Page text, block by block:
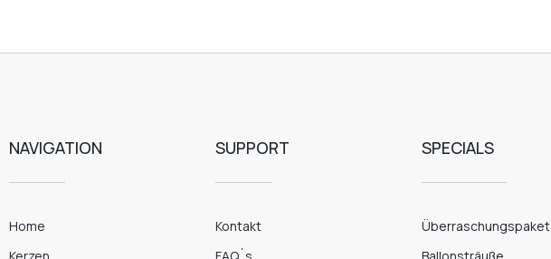
NAVIGATION
Home
SUPPORT
Kontakt
SPECIALS
Überraschungspaket